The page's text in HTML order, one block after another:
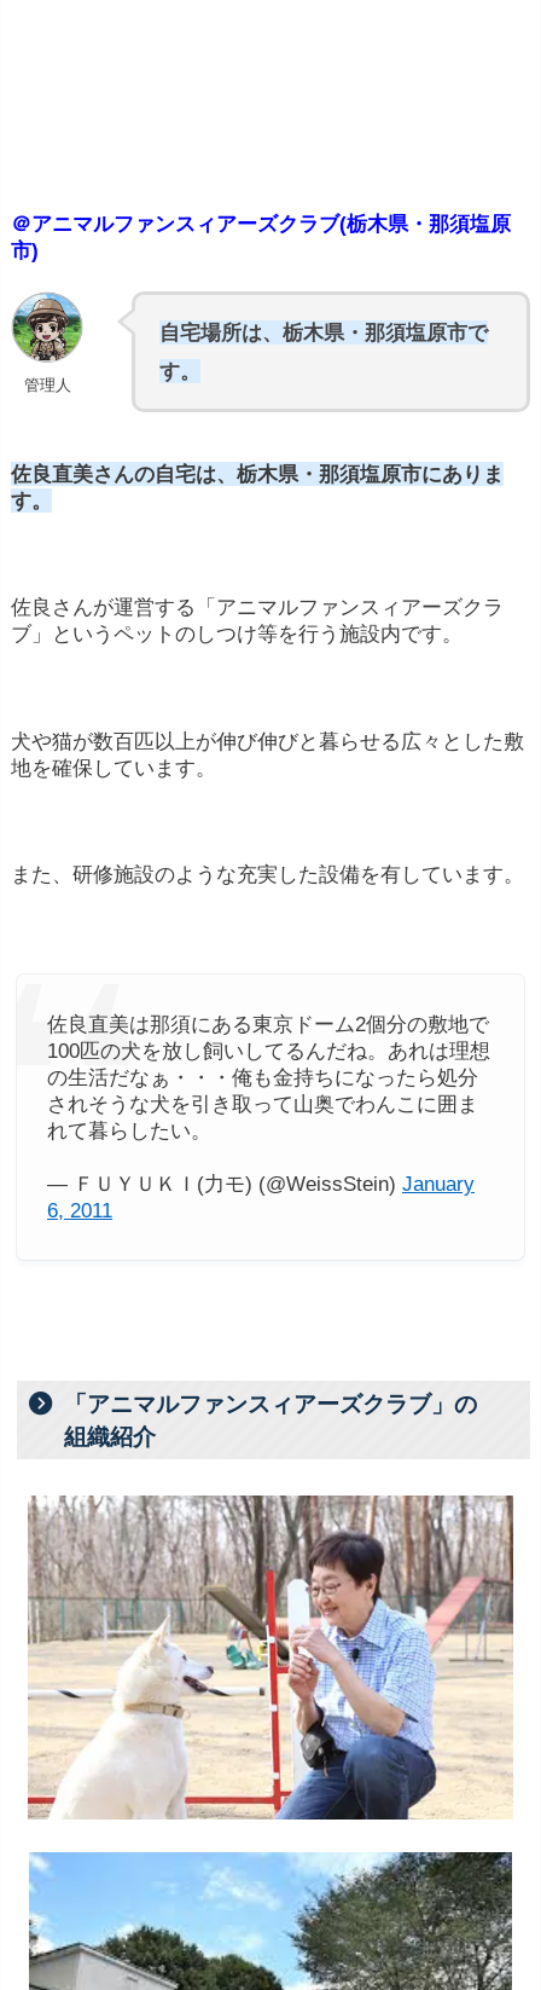
＠アニマルファンスィアーズクラブ(栃木県・那須塩原
市)
管理人
自宅場所は、栃木県・那須塩原市で
す。
佐良直美さんの自宅は、栃木県・那須塩原市にありま
す。
佐良さんが運営する「アニマルファンスィアーズクラ
ブ」というペットのしつけ等を行う施設内です。
犬や猫が数百匹以上が伸び伸びと暮らせる広々とした敷
地を確保しています。
また、研修施設のような充実した設備を有しています。
佐良直美は那須にある東京ドーム2個分の敷地で
100匹の犬を放し飼いしてるんだね。あれは理想
の生活だなぁ・・・俺も金持ちになったら処分
されそうな犬を引き取って山奥でわんこに囲ま
れて暮らしたい。
— ＦＵＹＵＫＩ(力モ) (@WeissStein) January
6, 2011
「アニマルファンスィアーズクラブ」の
組織紹介